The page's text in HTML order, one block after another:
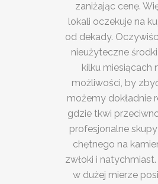
zaniżając cenę.
lokali oczekuje na
od dekady.
nieużyteczne
kilku miesiącach
możliwości, by
możemy dokładnie
gdzie tkwi
profesjonalne
chętnego na
zwłoki i
w dużej mierze